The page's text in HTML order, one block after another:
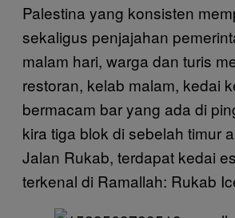
Palestina yang konsisten
sekaligus penjajahan
malam hari, warga dan turis
restoran, kelab malam, kedai
bermacam bar yang ada di
kira tiga blok di sebelah timur
Jalan Rukab, terdapat kedai
terkenal di Ramallah: Rukab